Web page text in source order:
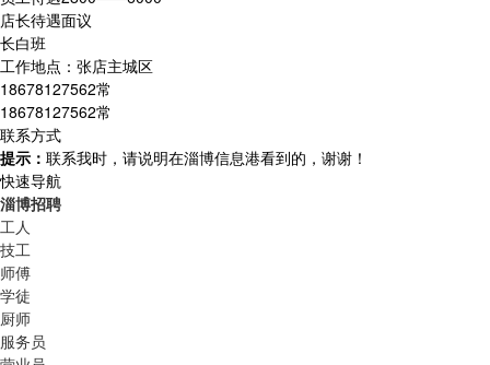
店长待遇面议
长白班
工作地点：张店主城区
18678127562常
18678127562常
联系方式
提示： 联系我时，请说明在淄博信息港看到的，谢谢！
快速导航
淄博招聘
工人
技工
师傅
学徒
厨师
服务员